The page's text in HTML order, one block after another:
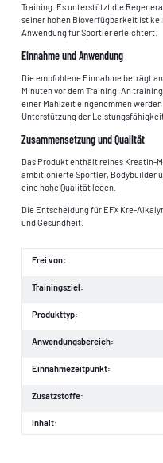
Training. Es unterstützt die
seiner hohen Bioverfügbarkeit ist
Anwendung für Sportler erleichtert.
Einnahme und Anwendung
Die empfohlene Einnahme beträgt
Minuten vor dem Training. An
einer Mahlzeit eingenommen
Unterstützung der
Zusammensetzung und Qualität
Das Produkt enthält reines Kreatin-
ambitionierte Sportler, Bodybuilder
eine hohe Qualität legen.
Die Entscheidung für EFX Kre-
und Gesundheit.
Frei von:
Trainingsziel:
Produkttyp:
Anwendungsbereich:
Einnahmezeitpunkt:
Zusatzstoffe:
Inhalt: